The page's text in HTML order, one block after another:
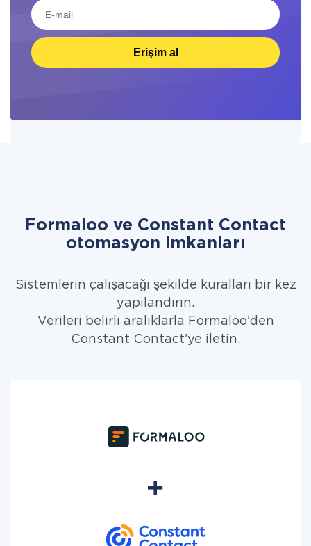
Erişim al
Formaloo ve Constant Contact
otomasyon imkanları
Sistemlerin çalışacağı şekilde kuralları bir kez
yapılandırın.
Verileri belirli aralıklarla Formaloo'den
Constant Contact'ye iletin.